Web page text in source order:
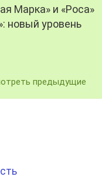
Марка» и «Роса»
новый уровень
предыдущие